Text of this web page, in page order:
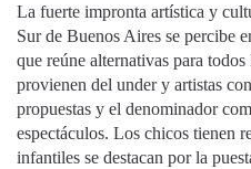
La fuerte impronta artística y
Sur de Buenos Aires se percibe
que reúne alternativas para
provienen del under y artistas
propuestas y el denominador
espectáculos. Los chicos tienen
infantiles se destacan por la